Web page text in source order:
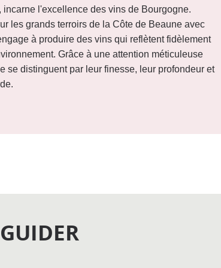
incarne l'excellence des vins de Bourgogne.
les grands terroirs de la Côte de Beaune avec
à produire des vins qui reflètent fidèlement
Grâce à une attention méticuleuse
se distinguent par leur finesse, leur profondeur et